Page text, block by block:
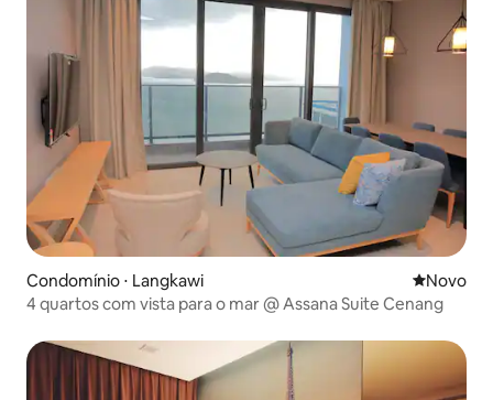
Condomínio ⋅ Langkawi Novo
Novo
4 quartos com vista para o mar @ Assana Suite Cenang